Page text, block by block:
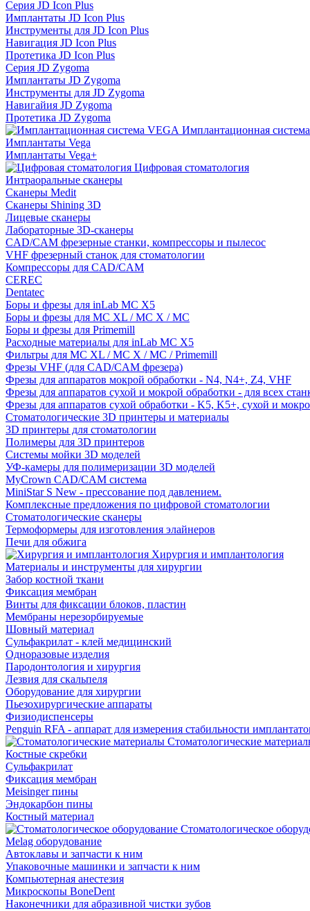
Серия JD Icon Plus
Имплантаты JD Icon Plus
Инструменты для JD Icon Plus
Навигация JD Icon Plus
Протетика JD Icon Plus
Серия JD Zygoma
Имплантаты JD Zygoma
Инструменты для JD Zygoma
Навигайия JD Zygoma
Протетика JD Zygoma
Имплантационная
Имплантаты Vega
Имплантаты Vega+
Цифровая стоматология
Интраоральные сканеры
Сканеры Medit
Сканеры Shining 3D
Лицевые сканеры
Лабораторные 3D-сканеры
CAD/CAM фрезерные станки, компрессоры и пылесос
VHF фрезерный станок для стоматологии
Компрессоры для CAD/CAM
CEREC
Dentatec
Боры и фрезы для inLab MC X5
Боры и фрезы для MC XL / MC X / MC
Боры и фрезы для Primemill
Расходные материалы для inLab MC X5
Фильтры для MC XL / MC X / MC / Primemill
Фрезы VHF (для CAD/CAM фрезера)
Фрезы для аппаратов мокрой обработки - N4, N4+, Z4, VHF
Фрезы для аппаратов сухой и мокрой обработки - для всех
Фрезы для аппаратов сухой обработки - K5, K5+, сухой и
Стоматологические 3D принтеры и материалы
3D принтеры для стоматологии
Полимеры для 3D принтеров
Системы мойки 3D моделей
УФ-камеры для полимеризации 3D моделей
MyCrown CAD/CAM система
MiniStar S New - прессование под давлением.
Комплексные предложения по цифровой стоматологии
Стоматологические сканеры
Термоформеры для изготовления элайнеров
Печи для обжига
Хирургия и имплантология
Материалы и инструменты для хирургии
Забор костной ткани
Фиксация мембран
Винты для фиксации блоков, пластин
Мембраны нерезорбируемые
Шовный материал
Сульфакрилат - клей медицинский
Одноразовые изделия
Пародонтология и хирургия
Лезвия для скальпеля
Оборудование для хирургии
Пьезохирургические аппараты
Физиодиспенсеры
Penguin RFA - аппарат для измерения стабильности
Стоматологические
Костные скребки
Сульфакрилат
Фиксация мембран
Meisinger пины
Эндокарбон пины
Костный материал
Стоматологическое
Melag оборудование
Автоклавы и запчасти к ним
Упаковочные машинки и запчасти к ним
Компьютерная анестезия
Микроскопы BoneDent
Наконечники для абразивной чистки зубов